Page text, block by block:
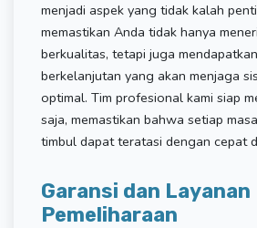
menjadi aspek yang tidak kalah
memastikan Anda tidak hanya
berkualitas, tetapi juga
berkelanjutan yang akan menjaga
optimal. Tim profesional kami siap
saja, memastikan bahwa setiap
timbul dapat teratasi dengan cepat
Garansi dan Layanan
Pemeliharaan